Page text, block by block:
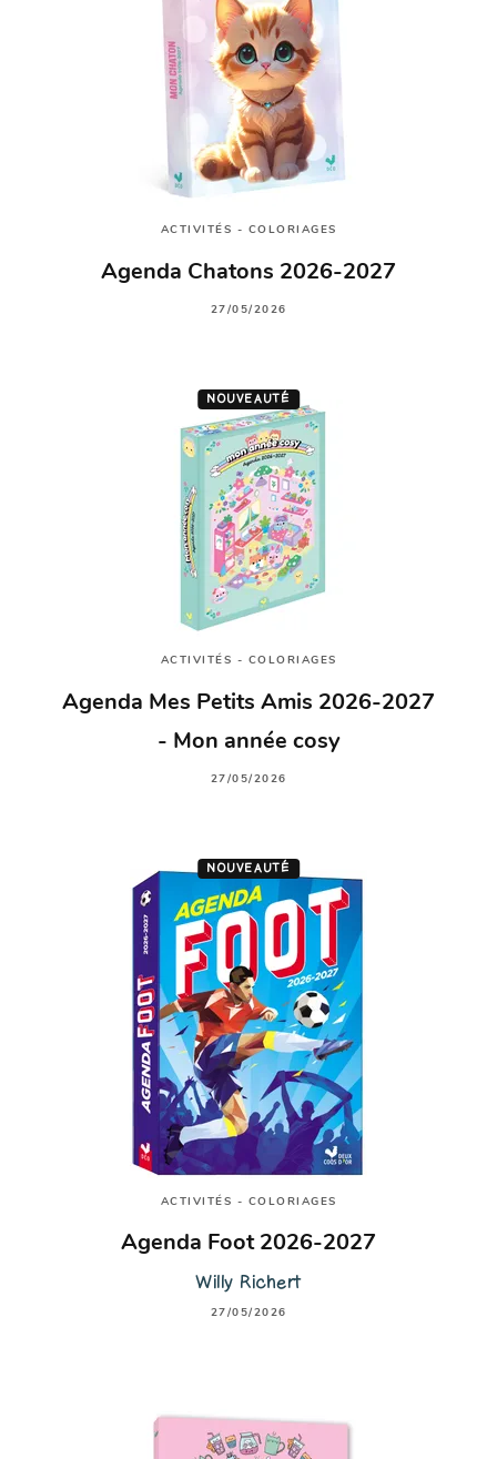
ACTIVITÉS - COLORIAGES
Agenda Chatons 2026-2027
27/05/2026
NOUVEAUTÉ
ACTIVITÉS - COLORIAGES
Agenda Mes Petits Amis 2026-2027
- Mon année cosy
27/05/2026
NOUVEAUTÉ
ACTIVITÉS - COLORIAGES
Agenda Foot 2026-2027
Willy Richert
27/05/2026